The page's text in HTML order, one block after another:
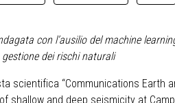
con l’ausilio del machine
dei rischi naturali
scientifica “Communications Earth
shallow and deep seismicity at